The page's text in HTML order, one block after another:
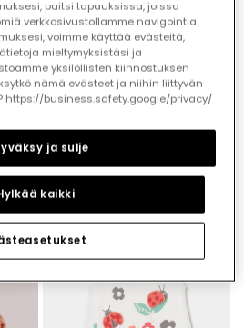
€25.95
-50%
paitsi tapauksissa, joissa
verkkosivustollamme navigointia
voimme käyttää evästeitä,
mieltymyksistäsi ja
yksilöllisten kiinnostuksen
nämä evästeet ja niihin liittyvän
https://business.safety.google/privacy/
kaikki
ja sulje